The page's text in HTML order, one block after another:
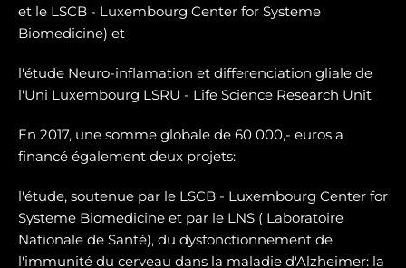
et le LSCB - Luxembourg Center for Systeme
Biomedicine) et
l'étude Neuro-inflamation et differenciation gliale de
l'Uni Luxembourg LSRU - Life Science Research Unit
En 2017, une somme globale de 60 000,- euros a
financé également deux projets:
l'étude, soutenue par le LSCB - Luxembourg Center for
Systeme Biomedicine et par le LNS ( Laboratoire
Nationale de Santé), du dysfonctionnement de
l'immunité du cerveau dans la maladie d'Alzheimer: la